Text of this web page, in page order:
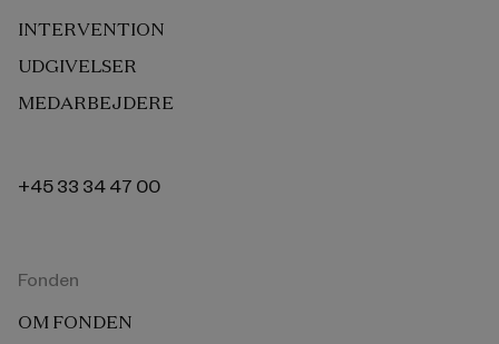
INTERVENTION
UDGIVELSER
MEDARBEJDERE
+45 33 34 47 00
Fonden
OM FONDEN